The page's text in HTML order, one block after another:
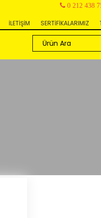
0 212 438
SERTİFİKALARIMIZ
İLETİŞİM